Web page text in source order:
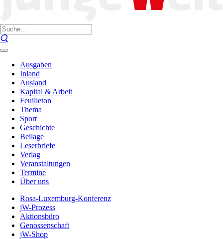
Ausgaben
Inland
Ausland
Kapital & Arbeit
Feuilleton
Thema
Sport
Geschichte
Beilage
Leserbriefe
Verlag
Veranstaltungen
Termine
Über uns
Rosa-Luxemburg-Konferenz
jW-Prozess
Aktionsbüro
Genossenschaft
jW-Shop